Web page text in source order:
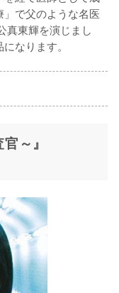
で父のような名医
真東輝を演じまし
なります。
～』